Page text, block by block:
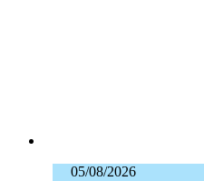
05/08/2026